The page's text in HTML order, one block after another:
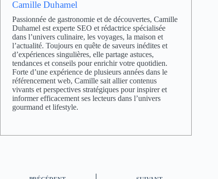
Camille Duhamel
Passionnée de gastronomie et de découvertes, Camille
Duhamel est experte SEO et rédactrice spécialisée
dans l’univers culinaire, les voyages, la maison et
l’actualité. Toujours en quête de saveurs inédites et
d’expériences singulières, elle partage astuces,
tendances et conseils pour enrichir votre quotidien.
Forte d’une expérience de plusieurs années dans le
référencement web, Camille sait allier contenus
vivants et perspectives stratégiques pour inspirer et
informer efficacement ses lecteurs dans l’univers
gourmand et lifestyle.